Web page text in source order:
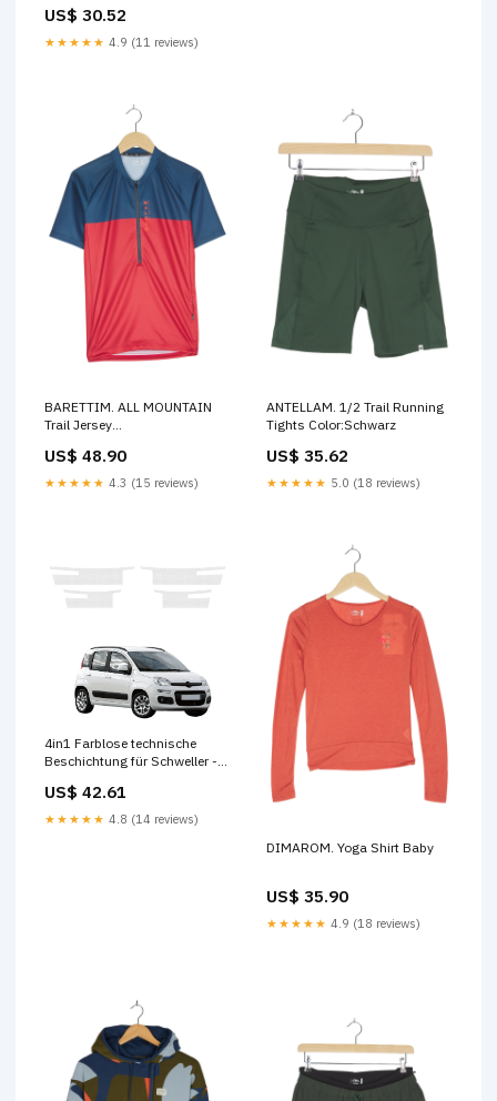
US$ 30.52
★★★★★ 4.9 (11 reviews)
BARETTIM. ALL MOUNTAIN
Trail Jersey
Polyamid
US$ 48.90
★★★★★ 4.3 (15 reviews)
ANTELLAM. 1/2 Trail Running
Tights Color:Schwarz
US$ 35.62
★★★★★ 5.0 (18 reviews)
4in1 Farblose technische
Beschichtung für Schweller -
(2011-2016) MG 3
US$ 42.61
★★★★★ 4.8 (14 reviews)
DIMAROM. Yoga Shirt Baby
US$ 35.90
★★★★★ 4.9 (18 reviews)